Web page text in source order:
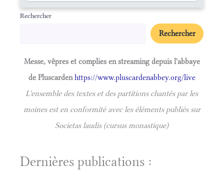
Rechercher
Rechercher
Messe, vêpres et complies en streaming depuis l'abbaye
de Pluscardenhttps://www.pluscardenabbey.org/live
L'ensemble des textes et des partitions chantés par les
moines est en conformité avec les éléments publiés sur
Societas laudis (cursus monastique)
Dernières publications :